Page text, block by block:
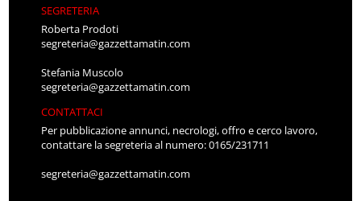
SEGRETERIA
Roberta Prodoti
segreteria@gazzettamatin.com
Stefania Muscolo
segreteria@gazzettamatin.com
CONTATTACI
Per pubblicazione annunci, necrologi, offro e cerco lavoro,
contattare la segreteria al numero: 0165/231711
segreteria@gazzettamatin.com